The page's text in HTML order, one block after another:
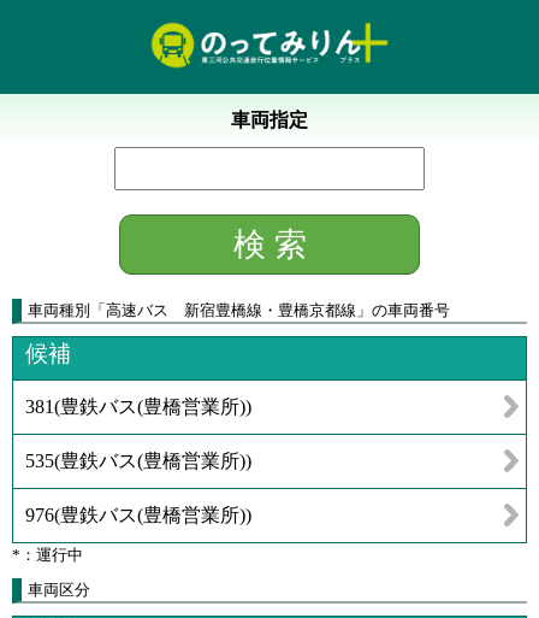
車両指定
車両種別 「 高速バス 新宿豊橋線・豊橋京都線 」 の車両番号
候補
381(豊鉄バス(豊橋営業所))
535(豊鉄バス(豊橋営業所))
976(豊鉄バス(豊橋営業所))
*：運行中
車両区分